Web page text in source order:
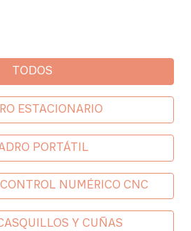
TODOS
ESTACIONARIO
PORTÁTIL
NUMÉRICO CNC
Y CUÑAS